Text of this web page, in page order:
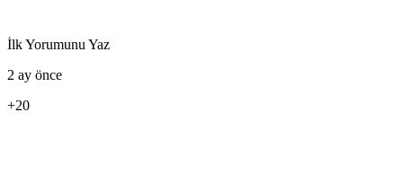
İlk Yorumunu Yaz
2 ay önce
+20